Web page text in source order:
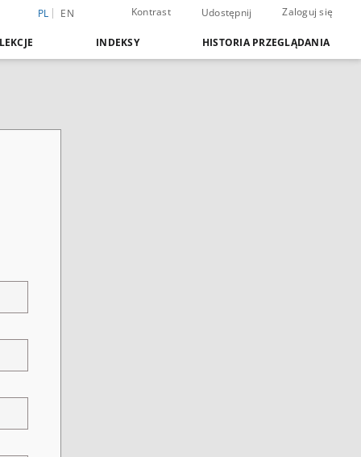
PL EN Kontrast Udostępnij Zaloguj się
INDEKSY HISTORIA PRZEGLĄDANIA